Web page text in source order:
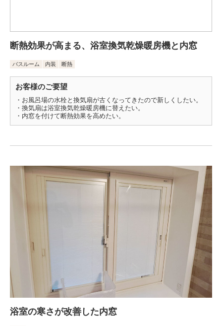
断熱効果が高まる、浴室換気乾燥暖房機と内窓
バスルーム 内装 断熱
お客様のご要望
・お風呂場の水栓と換気扇が古くなってきたので新しくしたい。
・換気扇は浴室換気乾燥暖房機に替えたい。
・内窓を付けて断熱効果を高めたい。
浴室の寒さが改善した内窓